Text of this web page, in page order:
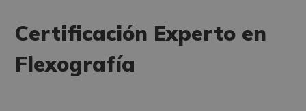
Certificación Experto en
Flexografía